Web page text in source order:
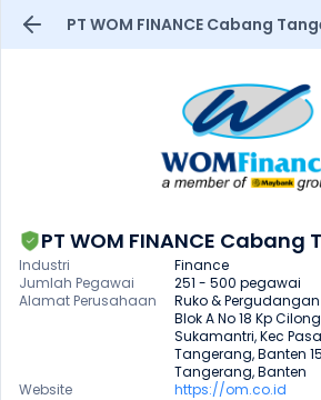
PT WOM FINANCE Cabang
Industri
Finance
Jumlah Pegawai
251 - 500 pegawai
Alamat Perusahaan
Ruko &
Blok A No 18 Kp
Sukamantri, Kec
Tangerang, Banten
Tangerang, Banten
Website
https://om.co.id